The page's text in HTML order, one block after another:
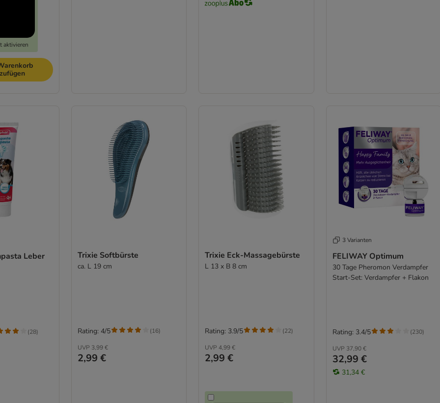
aktivieren
Leber
(28)
Trixie Softbürste
ca. L 19 cm
UVP 3,99 €
2,99 €
Rating: 4/5 (16)
Trixie Eck-Massagebürste
L 13 x B 8 cm
UVP 4,99 €
2,99 €
Rating: 3.9/5 (22)
3 Varianten
FELIWAY Optimum
30 Tage Pheromon Verdampfer
Start-Set: Verdampfer + Flakon
UVP 37,90 €
32,99 €
31,34 €
Rating: 3.4/5 (230)